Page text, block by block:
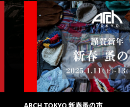
ARCH TOKYO 新春蚤の市